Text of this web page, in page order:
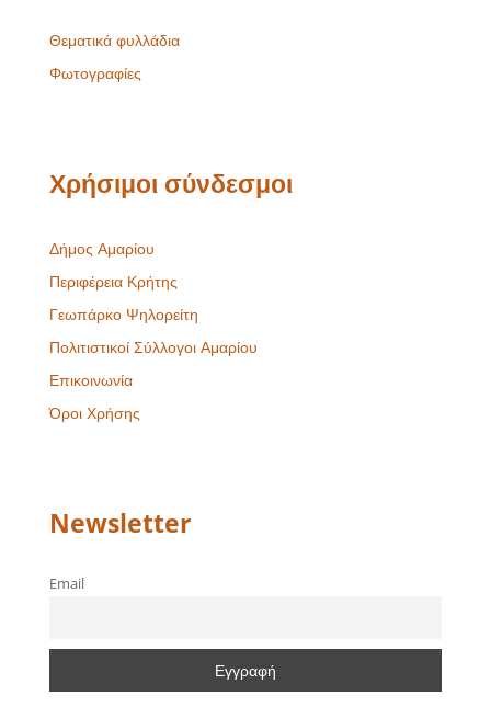
Θεματικά φυλλάδια
Φωτογραφίες
Χρήσιμοι σύνδεσμοι
Δήμος Αμαρίου
Περιφέρεια Κρήτης
Γεωπάρκο Ψηλορείτη
Πολιτιστικοί Σύλλογοι Αμαρίου
Επικοινωνία
Όροι Χρήσης
Newsletter
Email